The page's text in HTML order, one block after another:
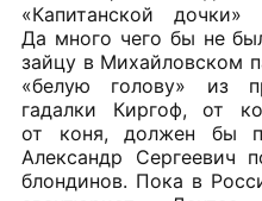
«Капитанской
Да много чего бы не
зайцу в Михайловском
«белую голову» из
гадалки Киргоф, от
от коня, должен бы
Александр Сергеевич
блондинов. Пока в